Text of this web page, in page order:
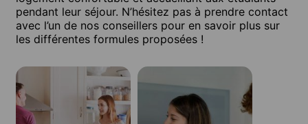
pendant leur séjour. N’hésitez pas à prendre contact
avec l’un de nos conseillers pour en savoir plus sur
les différentes formules proposées !